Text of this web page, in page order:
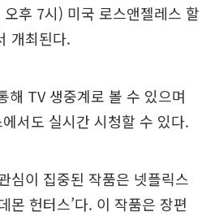
후 7시) 미국 로스앤젤레스 할
개최된다.
해 TV 생중계로 볼 수 있으며
서도 실시간 시청할 수 있다.
심이 집중된 작품은 넷플릭스
몬 헌터스’다. 이 작품은 장편